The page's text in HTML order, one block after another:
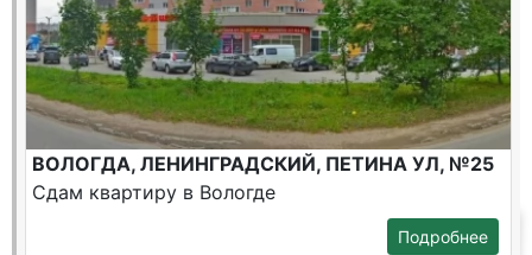
ВОЛОГДА, ЛЕНИНГРАДСКИЙ, ПЕТИНА УЛ, №25
Сдам квартиру в Вологде
Подробнее